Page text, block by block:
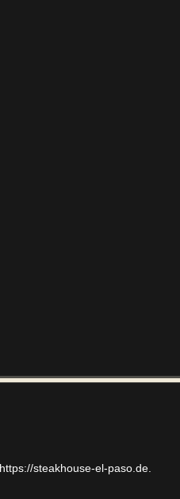
steakhouse-el-paso.de.